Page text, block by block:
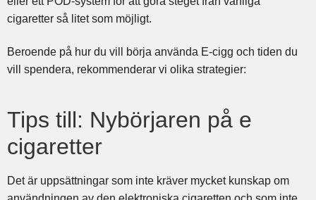
cigaretter så litet som möjligt.
Beroende på hur du vill börja använda E-cigg och tiden du
vill spendera, rekommenderar vi olika strategier:
Tips till: Nybörjaren på e
cigaretter
Det är uppsättningar som inte kräver mycket kunskap om